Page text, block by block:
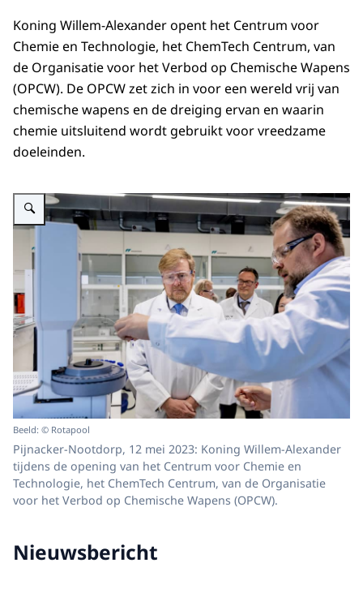
Koning Willem-Alexander opent het Centrum voor
Chemie en Technologie, het ChemTech Centrum, van
de Organisatie voor het Verbod op Chemische Wapens
(OPCW). De OPCW zet zich in voor een wereld vrij van
chemische wapens en de dreiging ervan en waarin
chemie uitsluitend wordt gebruikt voor vreedzame
doeleinden.
Vergroot afbeelding Koning Willem-Alexander bij chemtech
Beeld: © Rotapool
Pijnacker-Nootdorp, 12 mei 2023: Koning Willem-Alexander
tijdens de opening van het Centrum voor Chemie en
Technologie, het ChemTech Centrum, van de Organisatie
voor het Verbod op Chemische Wapens (OPCW).
Nieuwsbericht